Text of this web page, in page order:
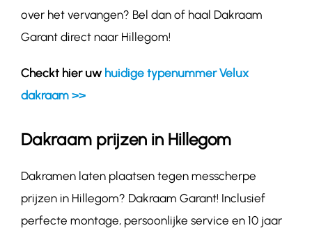
over het vervangen? Bel dan of haal Dakraam
Garant direct naar Hillegom!
Checkt hier uw huidige typenummer Velux
dakraam >>
Dakraam prijzen in Hillegom
Dakramen laten plaatsen tegen messcherpe
prijzen in Hillegom? Dakraam Garant! Inclusief
perfecte montage, persoonlijke service en 10 jaar